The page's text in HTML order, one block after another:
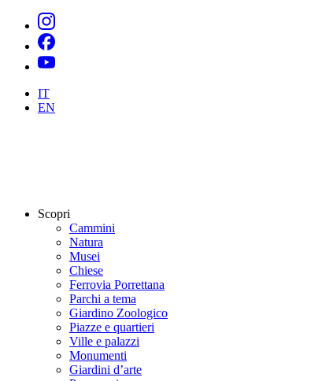
IT
EN
Scopri
Cammini
Natura
Musei
Chiese
Ferrovia Porrettana
Parchi a tema
Giardino Zoologico
Piazze e quartieri
Ville e palazzi
Monumenti
Giardini d’arte